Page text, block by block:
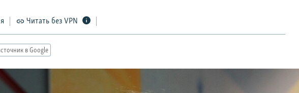
Читать без VPN
в Google